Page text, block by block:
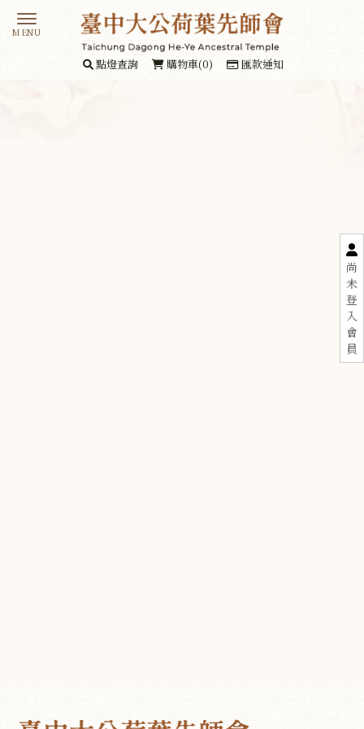
尚
未
登
入
會
員
點燈查詢 購物車(0) 匯款通知